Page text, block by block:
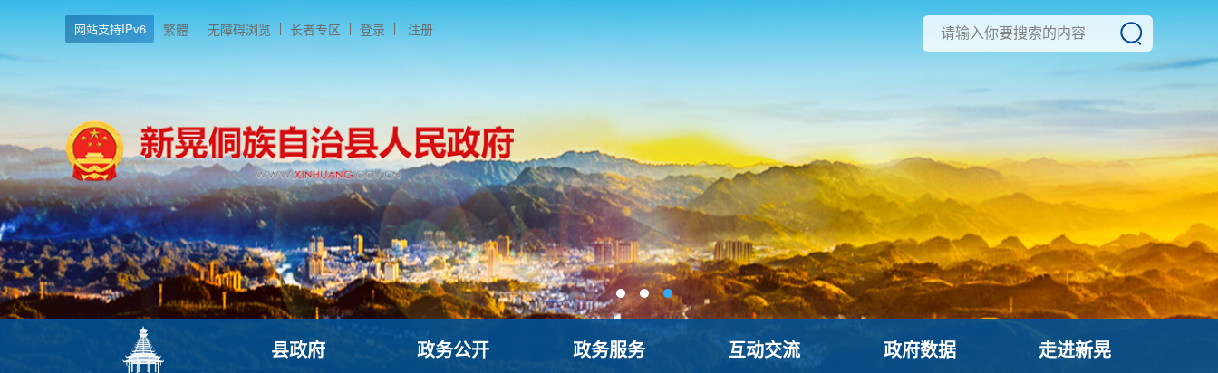
网站支持IPv6 繁體 无障碍浏览 长者专区 登录 注册
县政府 政务公开 政务服务 互动交流 政府数据 走进新晃